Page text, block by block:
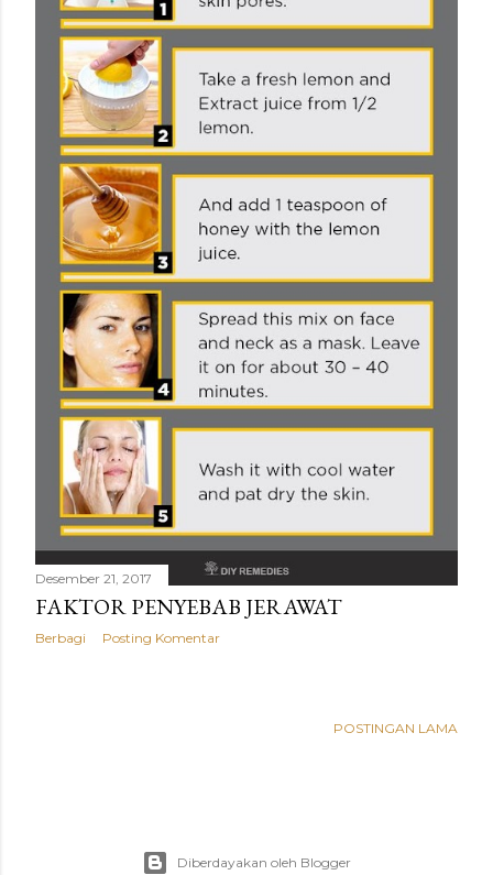
Desember 21, 2017
FAKTOR PENYEBAB JERAWAT
Berbagi Posting Komentar
POSTINGAN LAMA
Diberdayakan oleh Blogger